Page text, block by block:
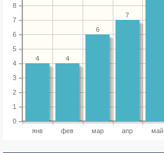
янв фев мар апр май
0
1
2
3
4
5
6
7
8
7
6
4
4